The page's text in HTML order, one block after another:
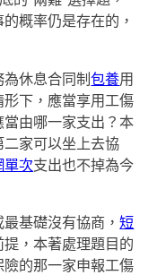
概率仍是存在的，
為休息合同制包養用
下，應當享用工傷
當由哪一家支出？本
家可以坐上去協
單次支出也不掉為今
基礎沒有協商，短
，本著處理題目的
的那一家申報工傷